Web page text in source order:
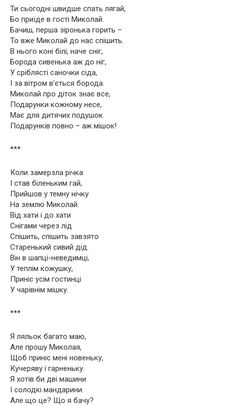
Ти сьогодні швидше спать лягай,
Бо приїде в гості Миколай.
Бачиш, перша зіронька горить –
То вже Миколай до нас спішить.
В нього коні білі, наче сніг,
Борода сивенька аж до ніг,
У сріблясті саночки сіда,
І за вітром в’ється борода.
Миколай про діток знає все,
Подарунки кожному несе,
Має для дитячих подушок
Подарунків повно – аж мішок!
***
Коли замерзла річка
І став біленьким гай,
Прийшов у темну нічку
На землю Миколай.
Від хати і до хати
Снігами через лід
Спішить, спішить завзято
Старенький сивий дід.
Він в шапці-неведимці,
У теплім кожушку,
Приніс усім гостинці
У чарівнім мішку.
***
Я ляльок багато маю,
Але прошу Миколая,
Щоб приніс мені новеньку,
Кучеряву і гарненьку.
Я хотів би дві машини
І солодкі мандарини.
Але що це? Що я бачу?